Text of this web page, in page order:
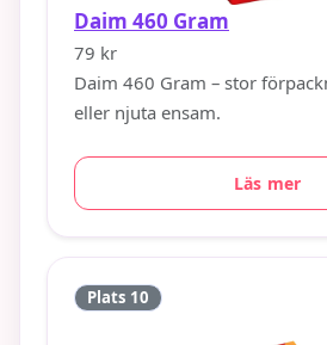
Daim 460 Gram
79 kr
Daim 460 Gram – stor
eller njuta ensam.
Läs mer
Plats 10